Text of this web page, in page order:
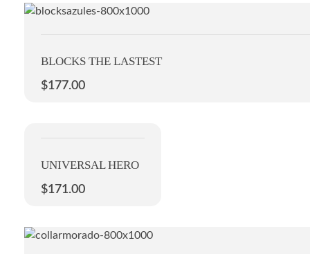
BLOCKS THE LASTEST
$177.00
UNIVERSAL HERO
$171.00